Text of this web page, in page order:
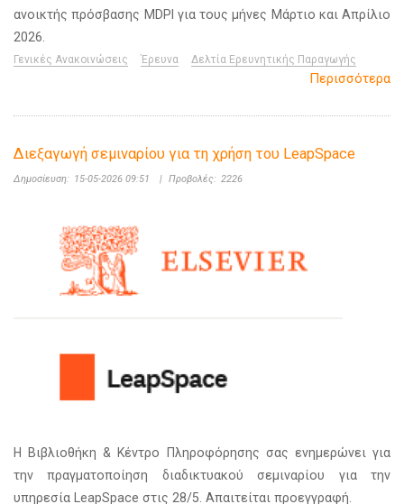
ανοικτής πρόσβασης MDPI για τους μήνες Μάρτιο και Απρίλιο
2026.
Γενικές Ανακοινώσεις Έρευνα Δελτία Ερευνητικής Παραγωγής
Περισσότερα
Διεξαγωγή σεμιναρίου για τη χρήση του LeapSpace
Δημοσίευση: 15-05-2026 09:51 | Προβολές: 2226
Η Βιβλιοθήκη & Κέντρο Πληροφόρησης σας ενημερώνει για
την πραγματοποίηση διαδικτυακού σεμιναρίου για την
υπηρεσία LeapSpace στις 28/5. Απαιτείται προεγγραφή.